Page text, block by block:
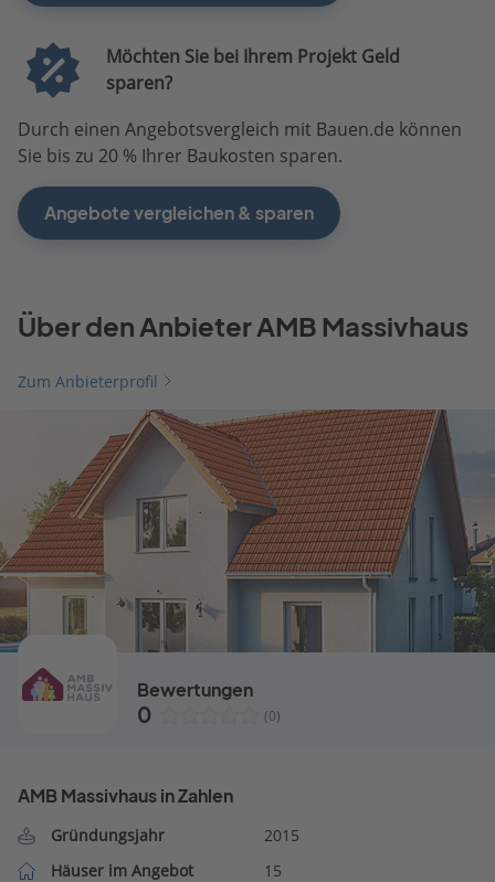
Möchten Sie bei Ihrem Projekt Geld
sparen?
Durch einen Angebotsvergleich mit Bauen.de können
Sie bis zu 20 % Ihrer Baukosten sparen.
Angebote vergleichen & sparen
Über den Anbieter AMB Massivhaus
Zum Anbieterprofil
Bewertungen
0 (0)
AMB Massivhaus in Zahlen
Gründungsjahr
2015
Häuser im Angebot
15